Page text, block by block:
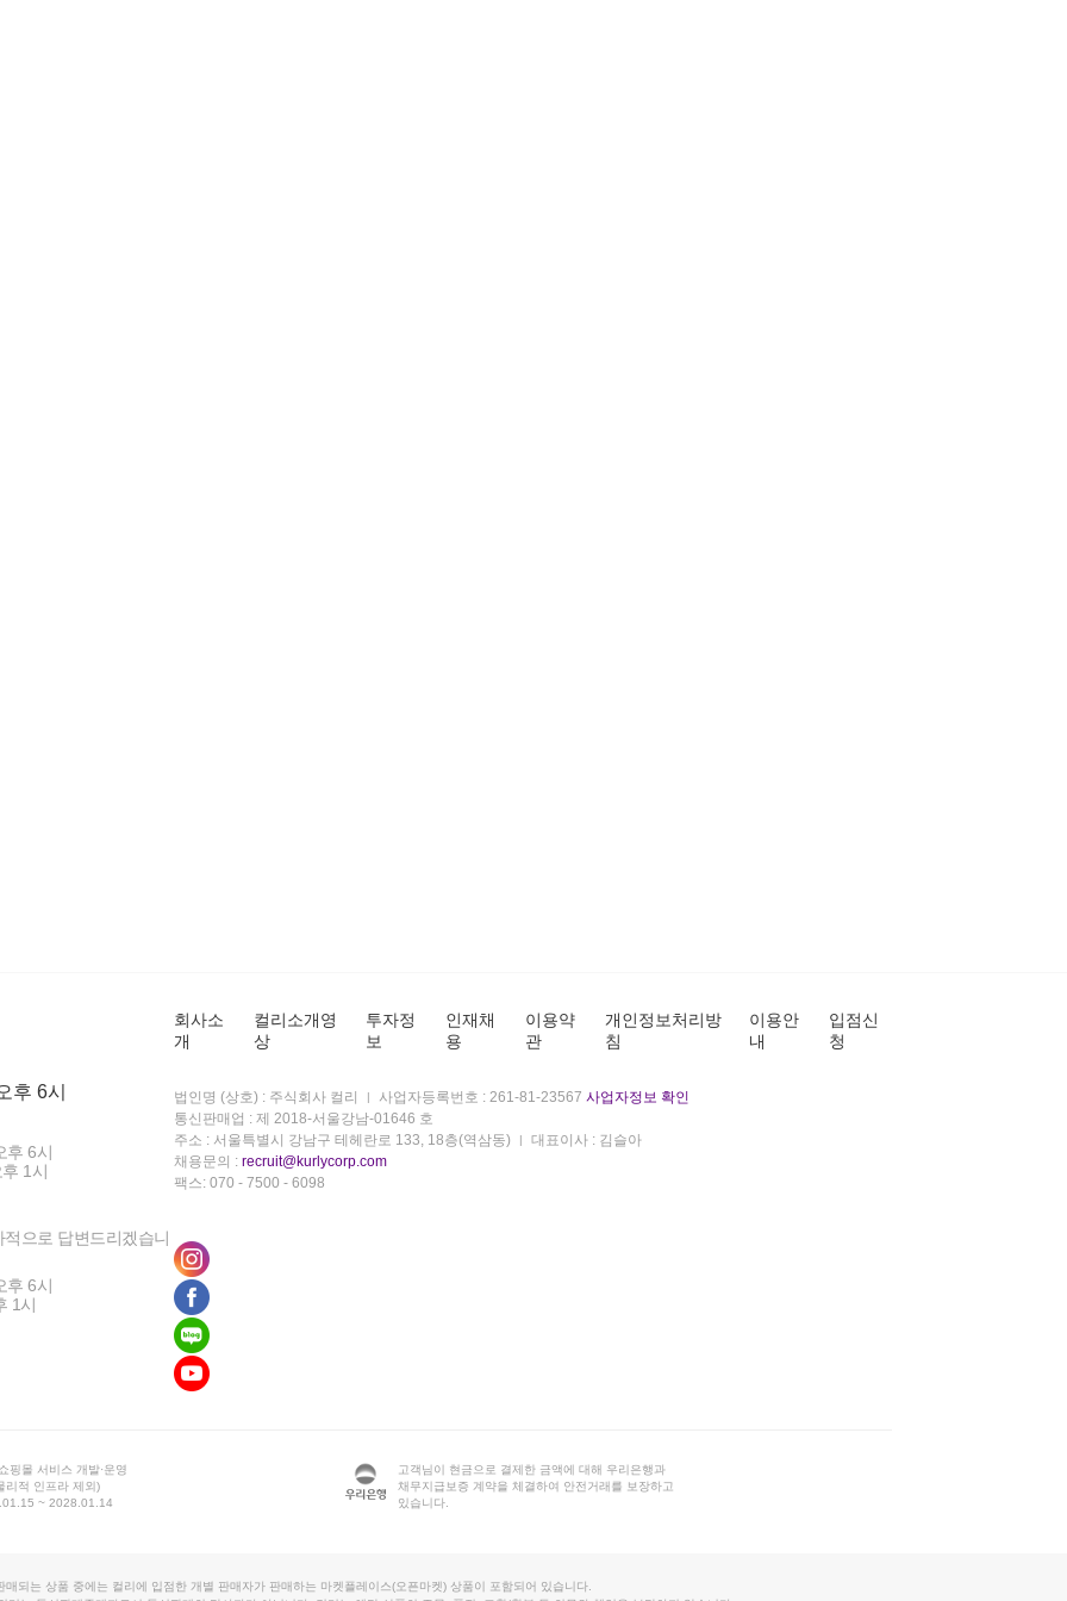
후 6시
후 6시
1시
으로 답변드리겠습니
후 6시
1시
회사소
개
컬리소개영
상
투자정
보
인재채
용
이용약
관
개인정보처리방
침
이용안
내
입점신
청
법인명 (상호) : 주식회사 컬리 사업자등록번호 : 261-81-23567 사업자정보 확인
통신판매업 : 제 2018-서울강남-01646 호
주소 : 서울특별시 강남구 테헤란로 133, 18층(역삼동)
대표이사 : 김슬아
채용문의 : recruit@kurlycorp.com
팩스: 070 - 7500 - 6098
핑몰 서비스 개발·운영
리적 인프라 제외)
~ 2028.01.14
고객님이 현금으로 결제한 금액에 대해 우리은행과
채무지급보증 계약을 체결하여 안전거래를 보장하고
있습니다.
매되는 상품 중에는 컬리에 입점한 개별 판매자가 판매하는 마켓플레이스(오픈마켓) 상품이 포함되어 있습니다.